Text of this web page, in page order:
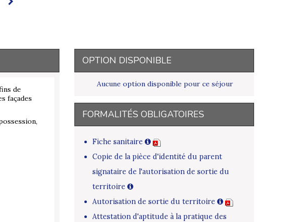
de
façades
OPTION DISPONIBLE
Aucune option disponible pour ce séjour
FORMALITÉS OBLIGATOIRES
Fiche sanitaire
Copie de la pièce d'identité du parent
signataire de l'autorisation de sortie du
territoire
Autorisation de sortie du territoire
Attestation d'aptitude à la pratique des